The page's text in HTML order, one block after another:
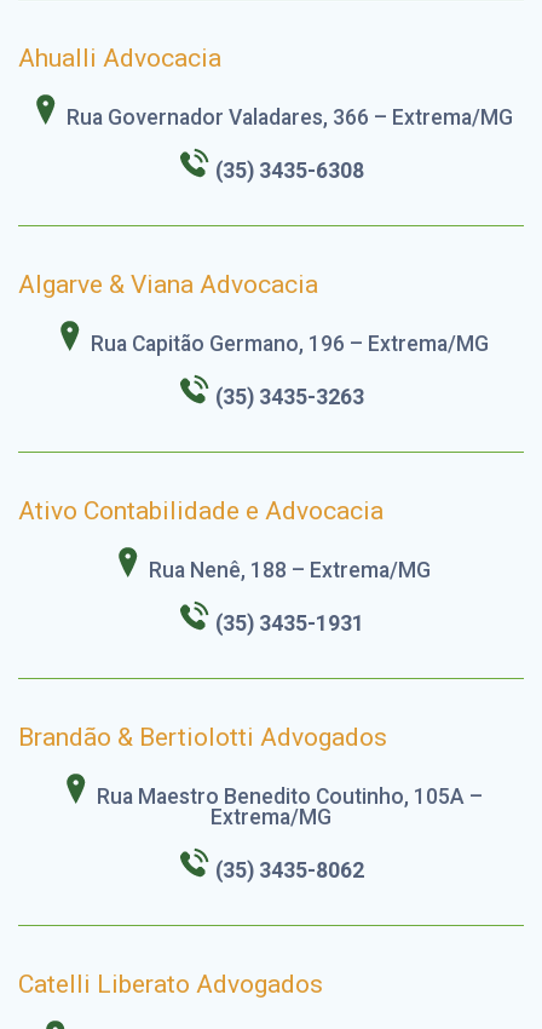
Ahualli Advocacia
Rua Governador Valadares, 366 – Extrema/MG
(35) 3435-6308
Algarve & Viana Advocacia
Rua Capitão Germano, 196 – Extrema/MG
(35) 3435-3263
Ativo Contabilidade e Advocacia
Rua Nenê, 188 – Extrema/MG
(35) 3435-1931
Brandão & Bertiolotti Advogados
Rua Maestro Benedito Coutinho, 105A –
Extrema/MG
(35) 3435-8062
Catelli Liberato Advogados